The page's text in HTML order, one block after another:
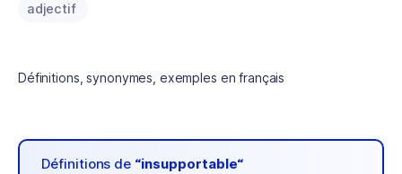
adjectif
Définitions, synonymes, exemples en français
Définitions de “insupportable“